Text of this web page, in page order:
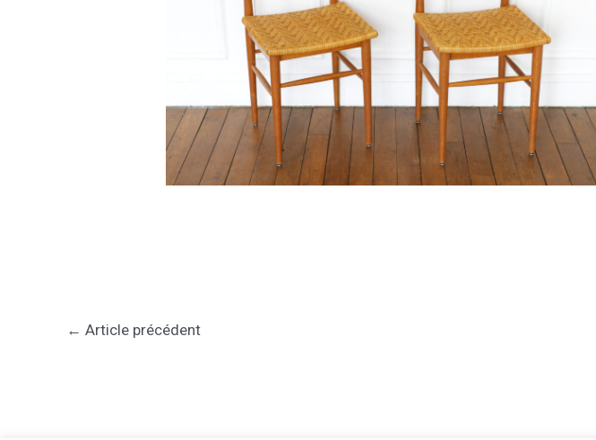
← Article précédent